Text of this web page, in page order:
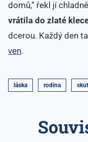
domů,“ řekl jí
vrátila do zlaté
dcerou. Každý den
ven.
láska rodina